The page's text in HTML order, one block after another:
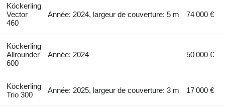
Köckerling
Vector
460
Année: 2024, largeur de couverture: 5 m 74 000 €
Köckerling
Allrounder
600
Année: 2024 50 000 €
Köckerling
Trio 300
Année: 2025, largeur de couverture: 3 m 17 000 €